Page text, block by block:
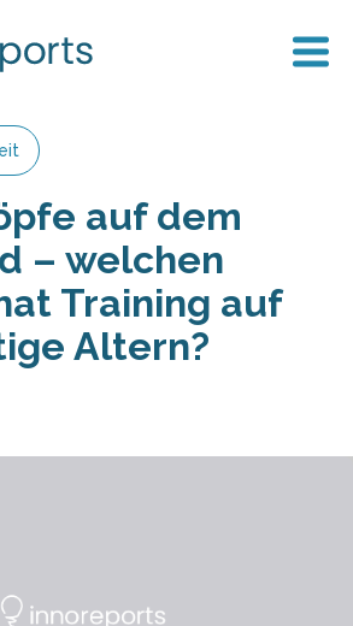
auf dem
– welchen
Training auf
Altern?